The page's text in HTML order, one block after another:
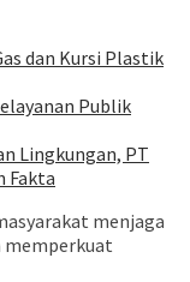
dan Kursi Plastik
Publik
Lingkungan, PT
Fakta
menjaga
memperkuat